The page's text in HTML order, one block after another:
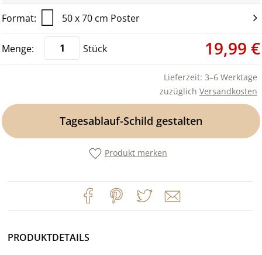
50 x 70 cm Poster
Stück 19,99 €
Lieferzeit: 3–6 Werktage
zuzüglich Versandkosten
Tagesablauf-Schild gestalten
Produkt merken
PRODUKTDETAILS